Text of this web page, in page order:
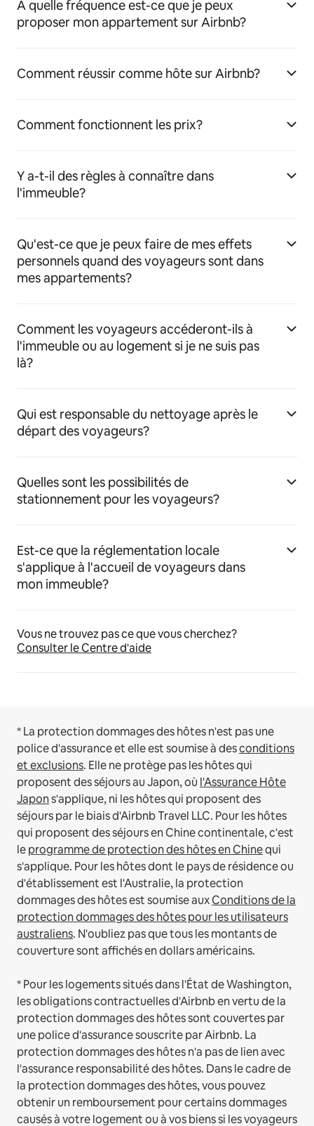
À quelle fréquence est-ce que je peux
proposer mon appartement sur Airbnb?
Comment réussir comme hôte sur Airbnb?
Comment fonctionnent les prix?
Y a-t-il des règles à connaître dans
l'immeuble?
Qu'est-ce que je peux faire de mes effets
personnels quand des voyageurs sont dans
mes appartements?
Comment les voyageurs accéderont-ils à
l'immeuble ou au logement si je ne suis pas
là?
Qui est responsable du nettoyage après le
départ des voyageurs?
Quelles sont les possibilités de
stationnement pour les voyageurs?
Est-ce que la réglementation locale
s'applique à l'accueil de voyageurs dans
mon immeuble?
Vous ne trouvez pas ce que vous cherchez?
Consulter le Centre d'aide
* La protection dommages des hôtes n'est pas une
police d'assurance et elle est soumise à desconditions
et exclusions. Elle ne protège pas les hôtes qui
proposent des séjours au Japon, où l'Assurance Hôte
Japons'applique, ni les hôtes qui proposent des
séjours par le biais d'Airbnb Travel LLC. Pour les hôtes
qui proposent des séjours en Chine continentale, c'est
leprogramme de protection des hôtes en Chinequi
s'applique. Pour les hôtes dont le pays de résidence ou
d'établissement est l'Australie, la protection
dommages des hôtes est soumise auxConditions de la
protection dommages des hôtes pour les utilisateurs
australiens. N'oubliez pas que tous les montants de
couverture sont affichés en dollars américains.
* Pour les logements situés dans l'État de Washington,
les obligations contractuelles d'Airbnb en vertu de la
protection dommages des hôtes sont couvertes par
une police d'assurance souscrite par Airbnb. La
protection dommages des hôtes n'a pas de lien avec
l'assurance responsabilité des hôtes. Dans le cadre de
la protection dommages des hôtes, vous pouvez
obtenir un remboursement pour certains dommages
causés à votre logement ou à vos biens si les voyageurs